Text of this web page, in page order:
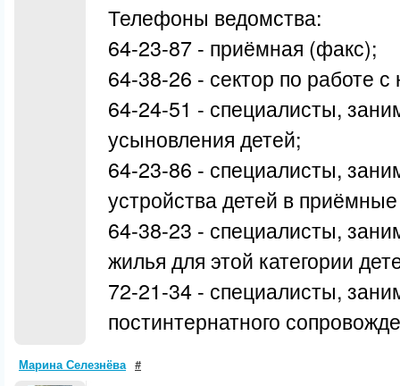
Телефоны ведомства:
64-23-87 - приёмная (факс);
64-38-26 - сектор по работе
64-24-51 - специалисты,
усыновления детей;
64-23-86 - специалисты,
устройства детей в
64-38-23 - специалисты,
жилья для этой категории
72-21-34 - специалисты,
постинтернатного
Марина Селезнёва #